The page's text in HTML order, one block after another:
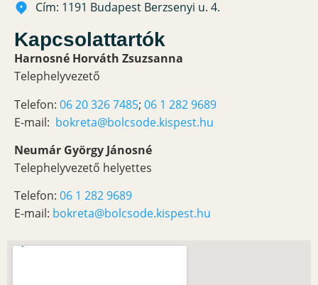
Cím: 1191 Budapest Berzsenyi u. 4.
Kapcsolattartók
Harnosné Horváth Zsuzsanna
Telephelyvezető
Telefon: 06 20 326 7485; 06 1 282 9689
E-mail: bokreta@bolcsode.kispest.hu
Neumár György Jánosné
Telephelyvezető helyettes
Telefon: 06 1 282 9689
E-mail: bokreta@bolcsode.kispest.hu